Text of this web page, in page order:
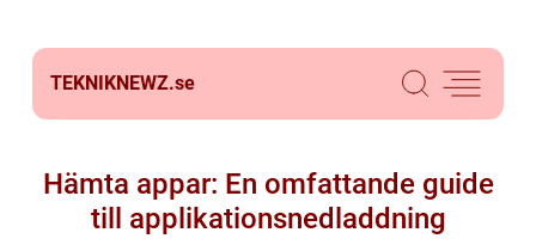
TEKNIKNEWZ.se
Hämta appar: En omfattande guide
till applikationsnedladdning